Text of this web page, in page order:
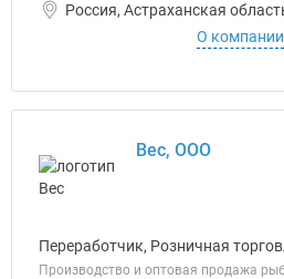
Россия, Астраханская
О компании
Вес, ООО
Переработчик, Розничная
Производство и оптовая продажа